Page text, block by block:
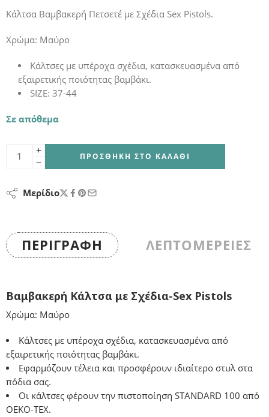
Κάλτσα Βαμβακερή Πετσετέ με Σχέδια Sex Pistols.
Χρώμα: Μαύρο
Κάλτσες με υπέροχα σχέδια, κατασκευασμένα από
εξαιρετικής ποιότητας βαμβάκι.
SIZE: 37-44
Σε απόθεμα
ΠΡΟΣΘΉΚΗ ΣΤΟ ΚΑΛΆΘΙ
Μερίδιο
ΠΕΡΙΓΡΑΦΉ ΛΕΠΤΟΜΕΡΕΙΕΣ
Βαμβακερή Κάλτσα με Σχέδια-Sex Pistols
Χρώμα: Μαύρο
Κάλτσες με υπέροχα σχέδια, κατασκευασμένα από
εξαιρετικής ποιότητας βαμβάκι.
Εφαρμόζουν τέλεια και προσφέρουν ιδιαίτερο στυλ στα
πόδια σας.
Οι κάλτσες φέρουν την πιστοποίηση STANDARD 100 από
OEKO-TEX.